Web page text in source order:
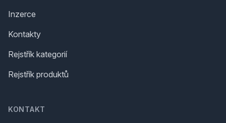
Inzerce
Kontakty
Rejstřík kategorií
Rejstřík produktů
KONTAKT